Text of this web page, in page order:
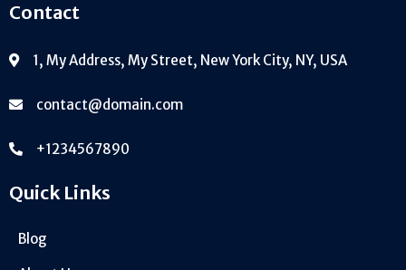
Contact
1, My Address, My Street, New York City, NY, USA
contact@domain.com
+1234567890
Quick Links
Blog